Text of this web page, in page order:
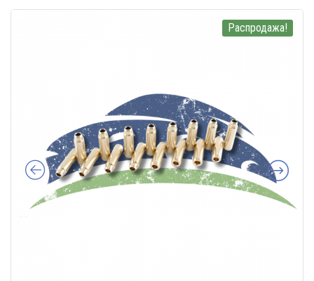
Распродажа!